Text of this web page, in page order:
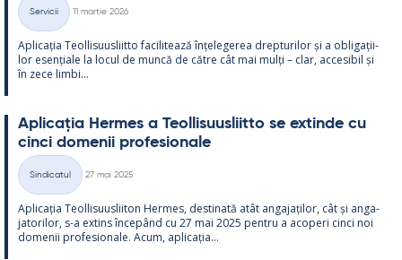
Categorii
Servicii
11 martie 2026
Aplicația Teol­li­suus­liitto faci­li­tează înțe­le­ge­rea drep­tu­ri­lor și a obli­gații­
lor esențiale la locul de muncă de către cât mai mulți – clar, acce­si­bil și
în zece limbi...
Aplicația Her­mes a Teol­li­suus­liitto se ex­tinde cu
cinci do­me­nii pro­fe­sio­nale
Categorii
Sindicatul
27 mai 2025
Aplicația Teol­li­suus­lii­ton Her­mes, des­ti­nată atât an­ga­jați­lor, cât și an­ga­
ja­to­ri­lor, s-a ex­tins începând cu 27 mai 2025 pentru a aco­peri cinci noi
do­me­nii pro­fe­sio­nale. Acum, aplicația...